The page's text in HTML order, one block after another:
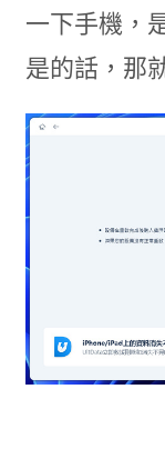
一下手機，
是的話，那